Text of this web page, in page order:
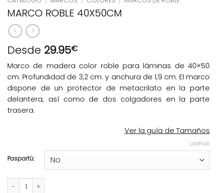
MARCO ROBLE 40X50CM
Desde 29.95€
Marco de madera color roble para láminas de 40×50
cm. Profundidad de 3,2 cm. y anchura de 1,9 cm. El marco
dispone de un protector de metacrilato en la parte
delantera, así como de dos colgadores en la parte
trasera.
Ver la guía de Tamaños
Paspartú:
LIMPIAR
MARCO ROBLE 40X50CM cantidad